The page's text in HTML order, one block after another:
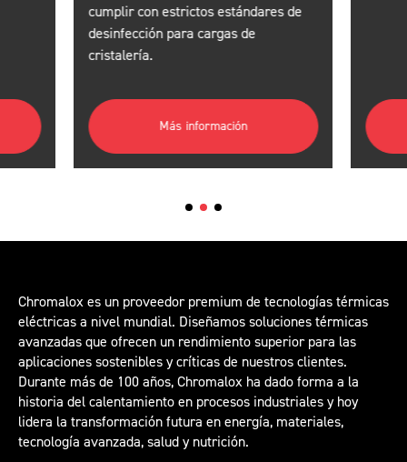
cumplir con estrictos estándares de
desinfección para cargas de
cristalería.
Más información
Chromalox es un proveedor premium de tecnologías térmicas
eléctricas a nivel mundial. Diseñamos soluciones térmicas
avanzadas que ofrecen un rendimiento superior para las
aplicaciones sostenibles y críticas de nuestros clientes.
Durante más de 100 años, Chromalox ha dado forma a la
historia del calentamiento en procesos industriales y hoy
lidera la transformación futura en energía, materiales,
tecnología avanzada, salud y nutrición.